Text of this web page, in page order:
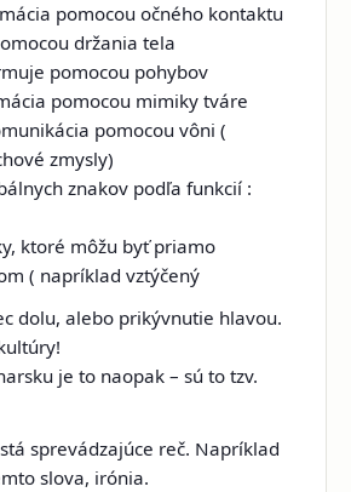
pomocou očného kontaktu
držania tela
pomocou pohybov
pomocou mimiky tváre
pomocou vôni (
zmysly)
znakov podľa funkcií :
ktoré môžu byť priamo
( napríklad vztýčený
dolu, alebo prikývnutie hlavou.
je to naopak – sú to tzv.
sprevádzajúce reč. Napríklad
slova, irónia.